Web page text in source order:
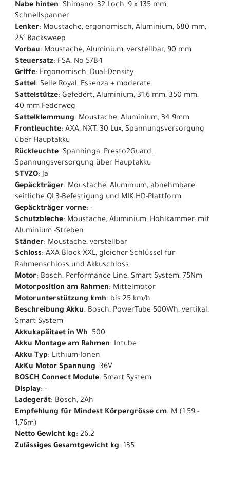
Nabe hinten: Shimano, 32 Loch, 9 x 135 mm,
Schnellspanner
Lenker: Moustache, ergonomisch, Aluminium, 680 mm,
25° Backsweep
Vorbau: Moustache, Aluminium, verstellbar, 90 mm
Steuersatz: FSA, No 57B-1
Griffe: Ergonomisch, Dual-Density
Sattel: Selle Royal, Essenza + moderate
Sattelstütze: Gefedert, Aluminium, 31,6 mm, 350 mm,
40 mm Federweg
Sattelklemmung: Moustache, Aluminium, 34.9mm
Frontleuchte: AXA, NXT, 30 Lux, Spannungsversorgung
über Hauptakku
Rückleuchte: Spanninga, Presto2Guard,
Spannungsversorgung über Hauptakku
STVZO: Ja
Gepäckträger: Moustache, Aluminium, abnehmbare
seitliche QL3-Befestigung und MIK HD-Plattform
Gepäckträger vorne: -
Schutzbleche: Moustache, Aluminium, Hohlkammer, mit
Aluminium -Streben
Ständer: Moustache, verstellbar
Schloss: AXA Block XXL, gleicher Schlüssel für
Rahmenschloss und Akkuschloss
Motor: Bosch, Performance Line, Smart System, 75Nm
Motorposition am Rahmen: Mittelmotor
Motorunterstützung kmh: bis 25 km/h
Beschreibung Akku: Bosch, PowerTube 500Wh, vertikal,
Smart System
Akkukapäitaet in Wh: 500
Akku Montage am Rahmen: Intube
Akku Typ: Lithium-Ionen
AkKu Motor Spannung: 36V
BOSCH Connect Module: Smart System
Display: -
Ladegerät: Bosch, 2Ah
Empfehlung für Mindest Körpergrösse cm: M (1,59 -
1,76m)
Netto Gewicht kg: 26.2
Zulässiges Gesamtgewicht kg: 135